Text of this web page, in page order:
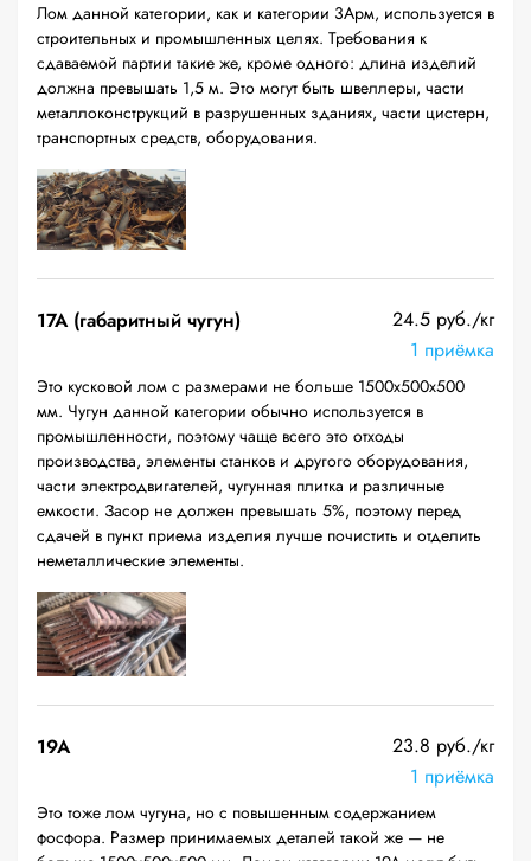
Лом данной категории, как и категории 3Арм, используется в
строительных и промышленных целях. Требования к
сдаваемой партии такие же, кроме одного: длина изделий
должна превышать 1,5 м. Это могут быть швеллеры, части
металлоконструкций в разрушенных зданиях, части цистерн,
транспортных средств, оборудования.
17А (габаритный чугун)
24.5 руб./кг
1 приёмка
Это кусковой лом с размерами не больше 1500х500х500
мм. Чугун данной категории обычно используется в
промышленности, поэтому чаще всего это отходы
производства, элементы станков и другого оборудования,
части электродвигателей, чугунная плитка и различные
емкости. Засор не должен превышать 5%, поэтому перед
сдачей в пункт приема изделия лучше почистить и отделить
неметаллические элементы.
19A
23.8 руб./кг
1 приёмка
Это тоже лом чугуна, но с повышенным содержанием
фосфора. Размер принимаемых деталей такой же — не